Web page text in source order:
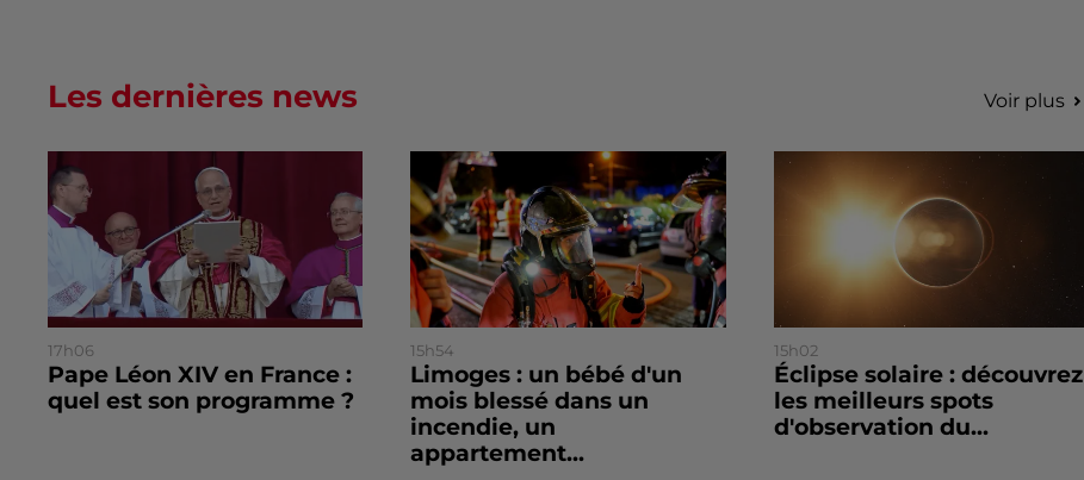
Les dernières news Voir plus
17h06
Pape Léon XIV en France :
quel est son programme ?
15h54
Limoges : un bébé d'un
mois blessé dans un
incendie, un
appartement...
15h02
Éclipse solaire : découvrez
les meilleurs spots
d'observation du...